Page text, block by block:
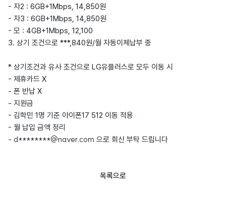
- 자2 : 6GB+1Mbps, 14,850원
- 자3 : 6GB+1Mbps, 14,850원
- 모 : 4GB+1Mbps, 12,100
3. 상기 조건으로 ***,840원/월 자동이체납부 중
* 상기조건과 유사 조건으로 LG유플러스로 모두 이동 시
- 제휴카드 X
- 폰 반납 X
- 지원금
- 김학민 1명 기준 아이폰17 512 이동 적용
- 월 납입 금액 정리
- d********@naver.com 으로 회신 부탁 드립니다
목록으로